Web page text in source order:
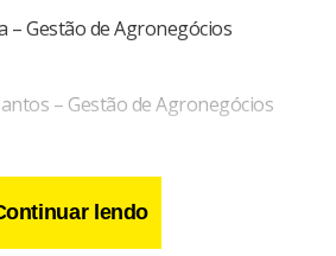
– Gestão de Agronegócios
– Gestão de Agronegócios
– Ciências Naturais (Licenciatura)
Ribeiro – Gestão de Agronegócios
lendo